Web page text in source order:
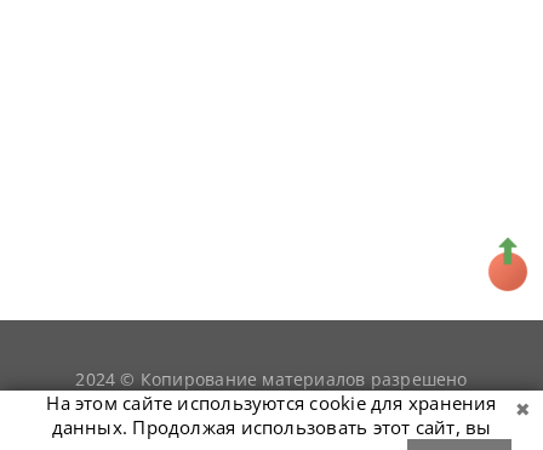
2024 © Копирование материалов разрешено
только при условии гиперссылки наsnookerist.ru
На этом сайте используются cookie для хранения
данных. Продолжая использовать этот сайт, вы